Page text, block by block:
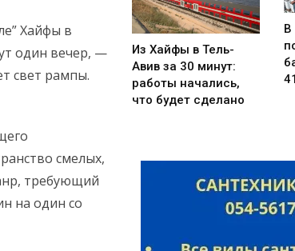
Хайфы в
один вечер, —
свет рампы.
смелых,
требующий
на один со
Из Хайфы в Тель-
Авив за 30 минут:
работы начались,
что будет сделано
В